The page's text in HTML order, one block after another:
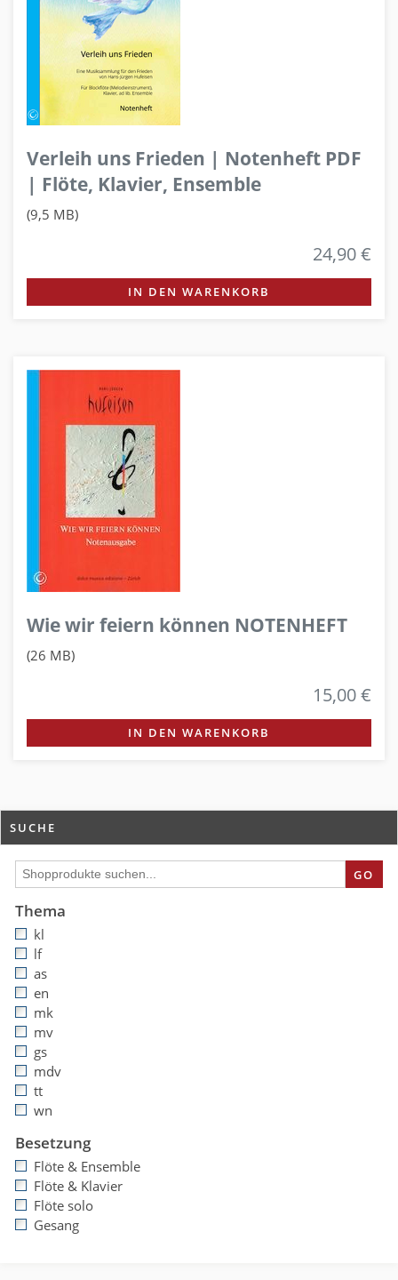
Verleih uns Frieden | Notenheft PDF
| Flöte, Klavier, Ensemble
(9,5 MB)
24,90 €
IN DEN WARENKORB
Wie wir feiern können NOTENHEFT
(26 MB)
15,00 €
IN DEN WARENKORB
SUCHE
GO
Thema
kl
lf
as
en
mk
mv
gs
mdv
tt
wn
Besetzung
Flöte & Ensemble
Flöte & Klavier
Flöte solo
Gesang